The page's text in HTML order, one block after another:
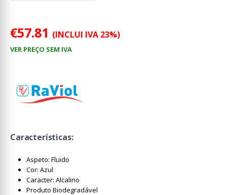
€57.81 (INCLUI IVA 23%)
VER PREÇO SEM IVA
Características:
Aspeto: Fluido
Cor: Azul
Caracter: Alcalino
Produto Biodegradável